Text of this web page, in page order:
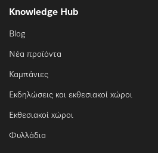
Knowledge Hub
Blog
Νέα προϊόντα
Καμπάνιες
Εκδηλώσεις και εκθεσιακοί χώροι
Εκθεσιακοί χώροι
Φυλλάδια